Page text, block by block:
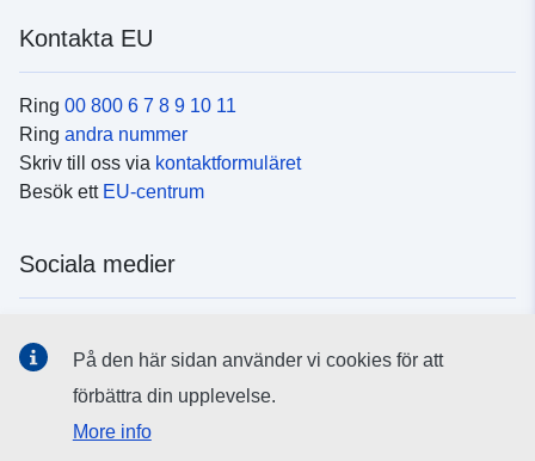
Kontakta EU
Ring 00 800 6 7 8 9 10 11
Ring andra nummer
Skriv till oss via kontaktformuläret
Besök ett EU-centrum
Sociala medier
EU:s institutioner och organ
På den här sidan använder vi cookies för att
förbättra din upplevelse.
More info